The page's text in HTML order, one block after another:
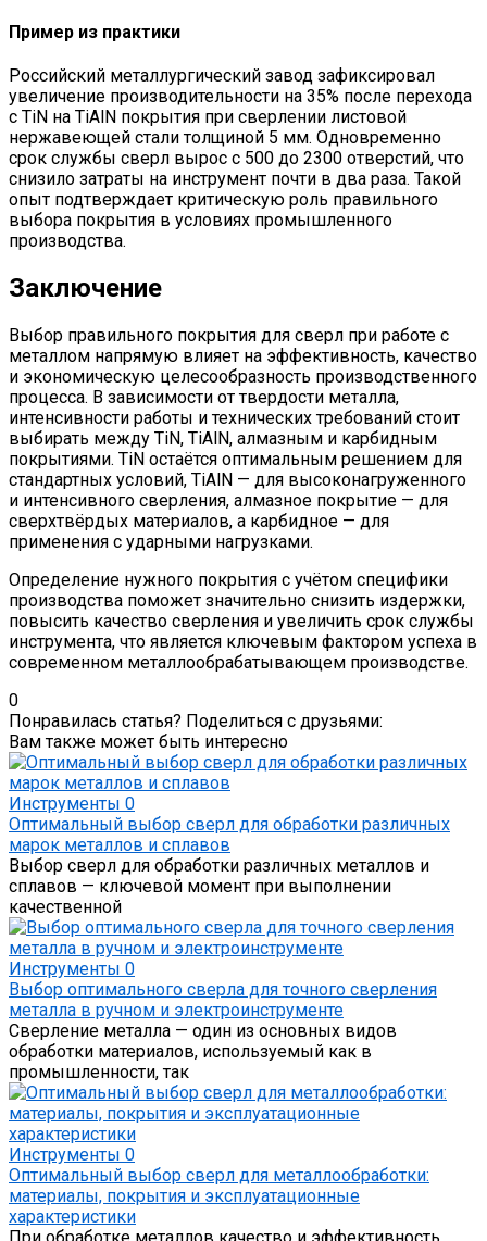
Пример из практики
Российский металлургический завод зафиксировал
увеличение производительности на 35% после перехода
с TiN на TiAlN покрытия при сверлении листовой
нержавеющей стали толщиной 5 мм. Одновременно
срок службы сверл вырос с 500 до 2300 отверстий, что
снизило затраты на инструмент почти в два раза. Такой
опыт подтверждает критическую роль правильного
выбора покрытия в условиях промышленного
производства.
Заключение
Выбор правильного покрытия для сверл при работе с
металлом напрямую влияет на эффективность, качество
и экономическую целесообразность производственного
процесса. В зависимости от твердости металла,
интенсивности работы и технических требований стоит
выбирать между TiN, TiAlN, алмазным и карбидным
покрытиями. TiN остаётся оптимальным решением для
стандартных условий, TiAlN — для высоконагруженного
и интенсивного сверления, алмазное покрытие — для
сверхтвёрдых материалов, а карбидное — для
применения с ударными нагрузками.
Определение нужного покрытия с учётом специфики
производства поможет значительно снизить издержки,
повысить качество сверления и увеличить срок службы
инструмента, что является ключевым фактором успеха в
современном металлообрабатывающем производстве.
0
Понравилась статья? Поделиться с друзьями:
Вам также может быть интересно
Инструменты 0
Оптимальный выбор сверл для обработки различных
марок металлов и сплавов
Выбор сверл для обработки различных металлов и
сплавов — ключевой момент при выполнении
качественной
Инструменты 0
Выбор оптимального сверла для точного сверления
металла в ручном и электроинструменте
Сверление металла — один из основных видов
обработки материалов, используемый как в
промышленности, так
Инструменты 0
Оптимальный выбор сверл для металлообработки:
материалы, покрытия и эксплуатационные
характеристики